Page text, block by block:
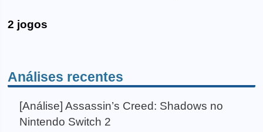
2 jogos
Análises recentes
[Análise] Assassin’s Creed: Shadows no
Nintendo Switch 2